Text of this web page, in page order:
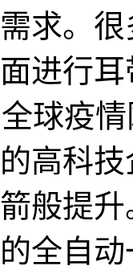
求。
进行
球疫
高科
般提
全自